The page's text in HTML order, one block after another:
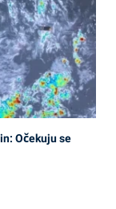
Očekuju se